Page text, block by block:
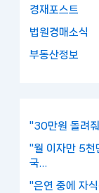
경재포스트
법원경매소식
부동산정보
"30만원 돌려
"월 이자만 5천
국…
"은연 중에 자